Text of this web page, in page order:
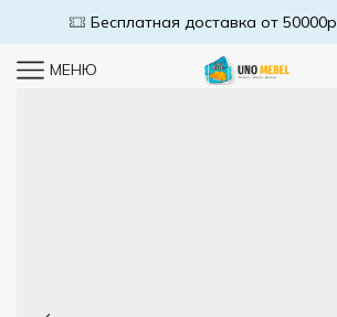
Бесплатная доставка от 50000р
МЕНЮ